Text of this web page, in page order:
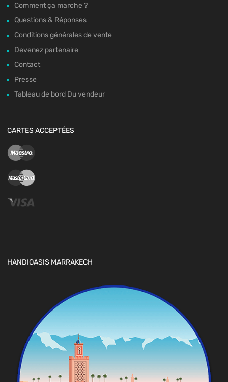
Comment ça marche ?
Questions & Réponses
Conditions générales de vente
Devenez partenaire
Contact
Presse
Tableau de bord Du vendeur
CARTES ACCEPTÉES
HANDIOASIS MARRAKECH